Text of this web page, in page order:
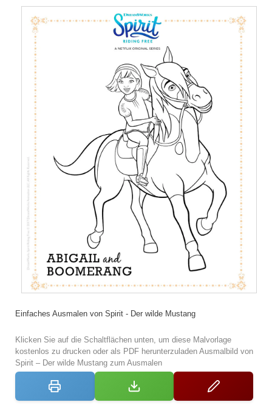
Einfaches Ausmalen von Spirit - Der wilde Mustang
Klicken Sie auf die Schaltflächen unten, um diese Malvorlage
kostenlos zu drucken oder als PDF herunterzuladen Ausmalbild von
Spirit – Der wilde Mustang zum Ausmalen